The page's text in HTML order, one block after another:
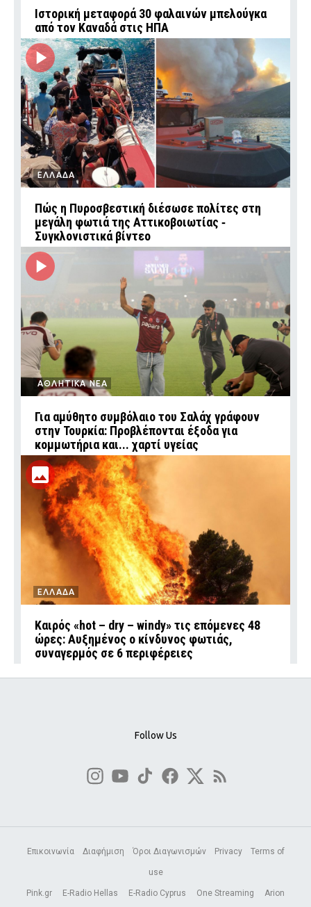
Ιστορική μεταφορά 30 φαλαινών μπελούγκα
από τον Καναδά στις ΗΠΑ
ΕΛΛΑΔΑ
Πώς η Πυροσβεστική διέσωσε πολίτες στη
μεγάλη φωτιά της Αττικοβοιωτίας ‑
Συγκλονιστικά βίντεο
ΑΘΛΗΤΙΚΑ ΝΕΑ
Για αμύθητο συμβόλαιο του Σαλάχ γράφουν
στην Τουρκία: Προβλέπονται έξοδα για
κομμωτήρια και... χαρτί υγείας
ΕΛΛΑΔΑ
Καιρός «hot – dry – windy» τις επόμενες 48
ώρες: Αυξημένος ο κίνδυνος φωτιάς,
συναγερμός σε 6 περιφέρειες
Follow Us
Επικοινωνία Διαφήμιση Όροι Διαγωνισμών Privacy Terms of
use
Pink.gr E-Radio Hellas E-Radio Cyprus One Streaming Arion